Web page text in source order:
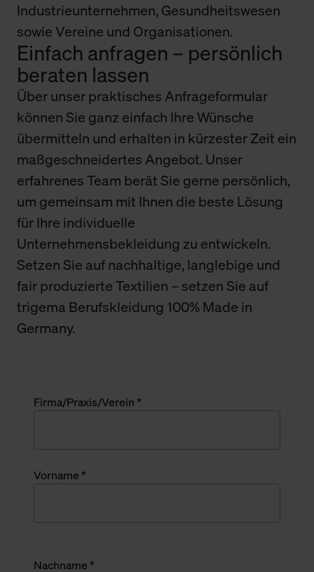
Industrieunternehmen, Gesundheitswesen
sowie Vereine und Organisationen.
Einfach anfragen – persönlich
beraten lassen
Über unser praktisches Anfrageformular
können Sie ganz einfach Ihre Wünsche
übermitteln und erhalten in kürzester Zeit ein
maßgeschneidertes Angebot. Unser
erfahrenes Team berät Sie gerne persönlich,
um gemeinsam mit Ihnen die beste Lösung
für Ihre individuelle
Unternehmensbekleidung zu entwickeln.
Setzen Sie auf nachhaltige, langlebige und
fair produzierte Textilien – setzen Sie auf
trigema Berufskleidung 100% Made in
Germany.
Firma/Praxis/Verein *
Vorname *
Nachname *